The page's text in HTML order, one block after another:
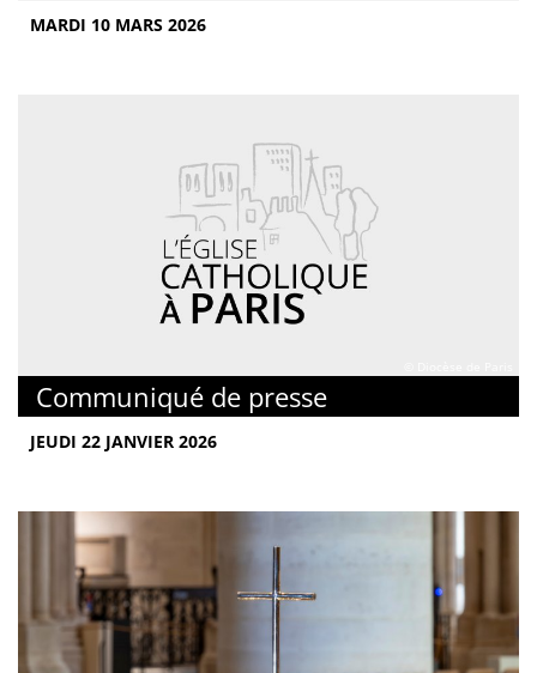
MARDI 10 MARS 2026
Communiqué de presse
JEUDI 22 JANVIER 2026